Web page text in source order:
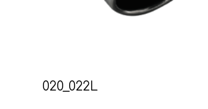
020_022L